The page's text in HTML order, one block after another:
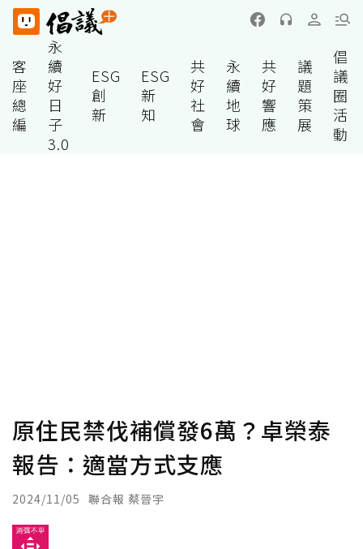
客
座
總
編
永
續
好
日
子
3.0
ESG
創
新
ESG
新
知
共
好
社
會
永
續
地
球
共
好
響
應
議
題
策
展
倡
議
圈
活
動
原住民禁伐補償發6萬？卓榮泰
報告：適當方式支應
2024/11/05 聯合報 蔡晉宇